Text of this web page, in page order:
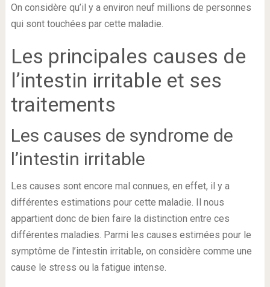
On considère qu’il y a environ neuf millions de personnes
qui sont touchées par cette maladie.
Les principales causes de
l’intestin irritable et ses
traitements
Les causes de syndrome de
l’intestin irritable
Les causes sont encore mal connues, en effet, il y a
différentes estimations pour cette maladie. Il nous
appartient donc de bien faire la distinction entre ces
différentes maladies. Parmi les causes estimées pour le
symptôme de l’intestin irritable, on considère comme une
cause le stress ou la fatigue intense.